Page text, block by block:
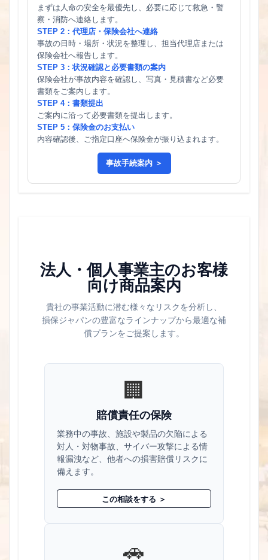
まずは人命の安全を最優先し、必要に応じて救急・警
察・消防へ連絡します。
STEP 2：代理店・保険会社へ連絡
事故の日時・場所・状況を整理し、担当代理店または
保険会社へ報告します。
STEP 3：状況確認と必要書類の案内
保険会社が事故内容を確認し、写真・見積書など必要
書類をご案内します。
STEP 4：書類提出
ご案内に沿って必要書類を提出します。
STEP 5：保険金のお支払い
内容確認後、ご指定口座へ保険金が振り込まれます。
事故手続案内 ＞
法人・個人事業主のお客様
向け商品案内
貴社の事業活動に潜む様々なリスクを分析し、
損保ジャパンの豊富なラインナップから最適な補
償プランをご提案します。
🏢
賠償責任の保険
業務中の事故、施設や製品の欠陥による
対人・対物事故、サイバー攻撃による情
報漏洩など、他者への損害賠償リスクに
備えます。
この相談をする ＞
🚗